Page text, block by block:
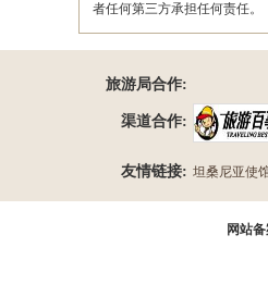
者任何第三方承担任何责任。
旅游局合作:
渠道合作:
友情链接: 坦桑尼亚使
网站备